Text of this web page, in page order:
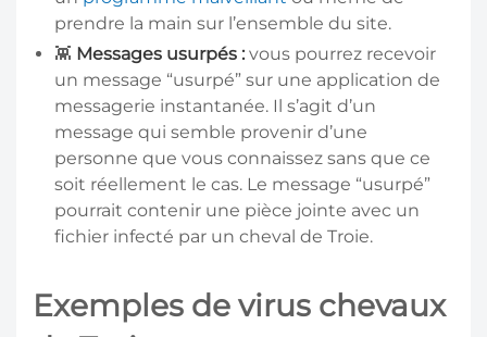
prendre la main sur l’ensemble du site.
👾 Messages usurpés : vous pourrez recevoir
un message “usurpé” sur une application de
messagerie instantanée. Il s’agit d’un
message qui semble provenir d’une
personne que vous connaissez sans que ce
soit réellement le cas. Le message “usurpé”
pourrait contenir une pièce jointe avec un
fichier infecté par un cheval de Troie.
Exemples de virus chevaux